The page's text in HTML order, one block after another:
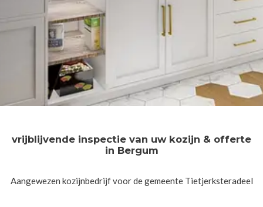
vrijblijvende inspectie van uw kozijn & offerte
in Bergum
Aangewezen kozijnbedrijf voor de gemeente Tietjerksteradeel